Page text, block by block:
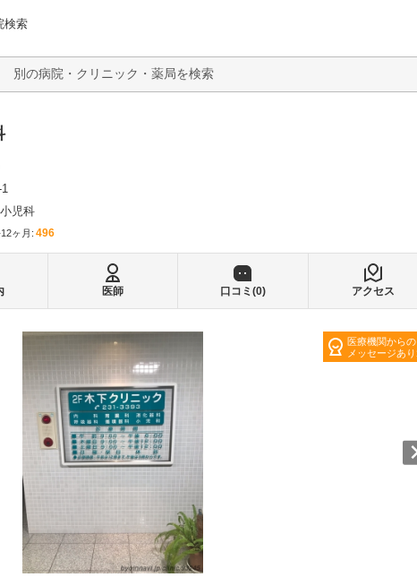
検索
検索
小児科
ヶ月: 496
医師 口コミ(0) アクセス
医療機関からの
メッセージあり